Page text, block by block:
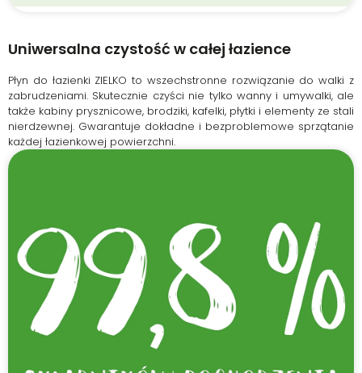
Uniwersalna czystość w całej łazience
Płyn do łazienki ZIELKO to wszechstronne rozwiązanie do walki z
zabrudzeniami. Skutecznie czyści nie tylko wanny i umywalki, ale
także kabiny prysznicowe, brodziki, kafelki, płytki i elementy ze stali
nierdzewnej. Gwarantuje dokładne i bezproblemowe sprzątanie
każdej łazienkowej powierzchni.